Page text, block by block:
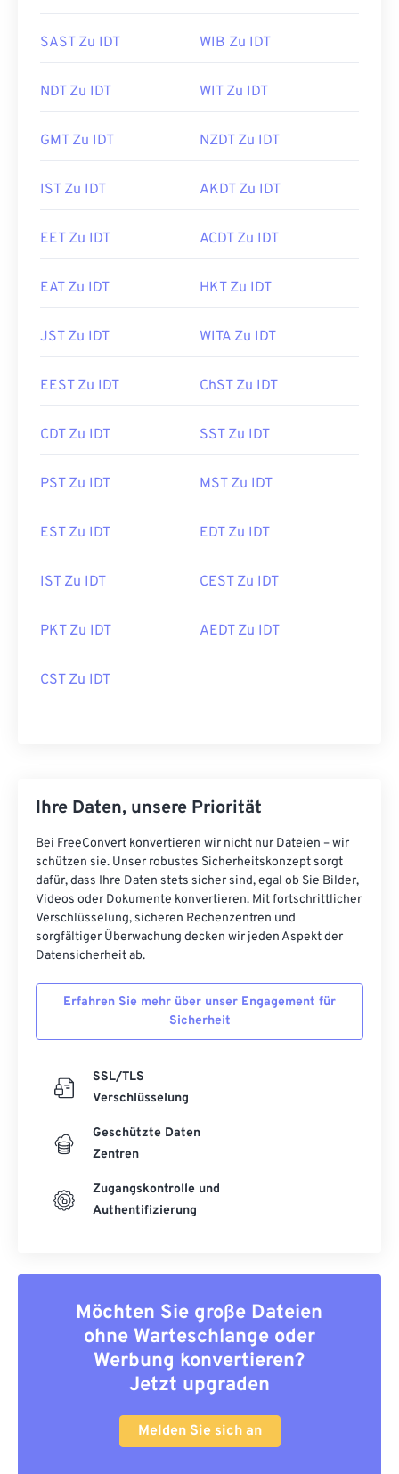
SAST Zu IDT WIB Zu IDT
NDT Zu IDT WIT Zu IDT
GMT Zu IDT NZDT Zu IDT
IST Zu IDT AKDT Zu IDT
EET Zu IDT ACDT Zu IDT
EAT Zu IDT HKT Zu IDT
JST Zu IDT WITA Zu IDT
EEST Zu IDT ChST Zu IDT
CDT Zu IDT SST Zu IDT
PST Zu IDT MST Zu IDT
EST Zu IDT EDT Zu IDT
IST Zu IDT CEST Zu IDT
PKT Zu IDT AEDT Zu IDT
CST Zu IDT
Ihre Daten, unsere Priorität
Bei FreeConvert konvertieren wir nicht nur Dateien – wir
schützen sie. Unser robustes Sicherheitskonzept sorgt
dafür, dass Ihre Daten stets sicher sind, egal ob Sie Bilder,
Videos oder Dokumente konvertieren. Mit fortschrittlicher
Verschlüsselung, sicheren Rechenzentren und
sorgfältiger Überwachung decken wir jeden Aspekt der
Datensicherheit ab.
Erfahren Sie mehr über unser Engagement für
Sicherheit
SSL/TLS
Verschlüsselung
Geschützte Daten
Zentren
Zugangskontrolle und
Authentifizierung
Möchten Sie große Dateien
ohne Warteschlange oder
Werbung konvertieren?
Jetzt upgraden
Melden Sie sich an